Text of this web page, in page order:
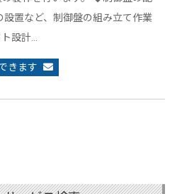
置など、制御盤の組み立て作業
設計…
きます